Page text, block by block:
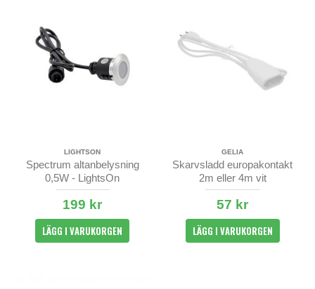
LIGHTSON
Spectrum altanbelysning
0,5W - LightsOn
199 kr
LÄGG I VARUKORGEN
GELIA
Skarvsladd europakontakt
2m eller 4m vit
57 kr
LÄGG I VARUKORGEN